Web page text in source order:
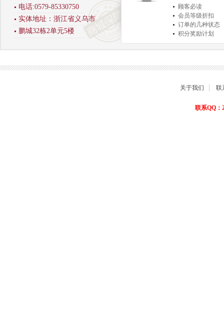
电话:0579-85330750
实体地址：浙江省义乌市
鹏城32栋2单元5楼
顾客必读
会员等级折扣
订单的几种状态
积分奖励计划
商品退货保障
关于我们 联
联系QQ：